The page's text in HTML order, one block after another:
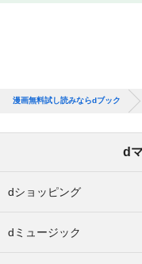
漫画無料試し読みならdブック
d
dショッピング
dミュージック